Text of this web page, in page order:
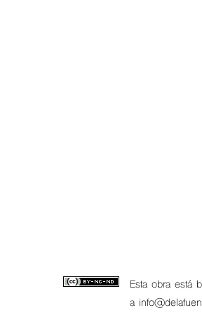
Esta obra está
a